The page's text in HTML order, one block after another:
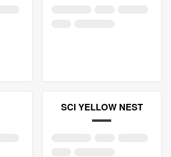
SCI YELLOW NEST